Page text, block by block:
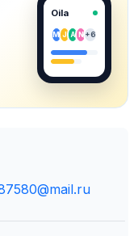
Oila
M J A N+6